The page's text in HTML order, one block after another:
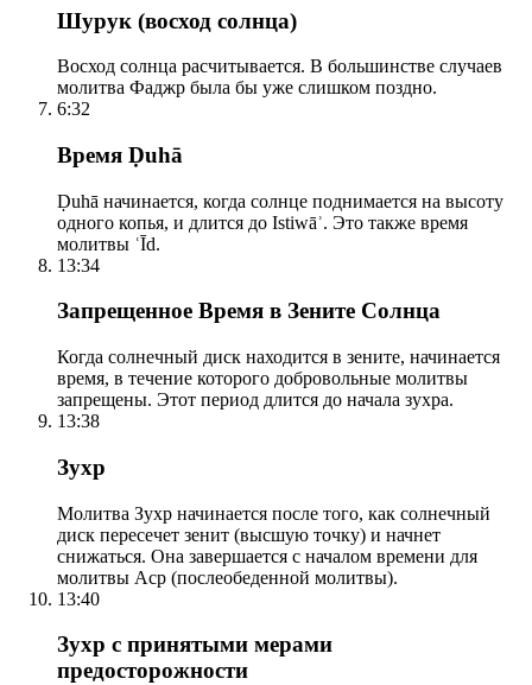
Шурук (восход солнца)
Восход солнца расчитывается. В большинстве случаев
молитва Фаджр была бы уже слишком поздно.
6:32
Время Ḍuhā
Ḍuhā начинается, когда солнце поднимается на высоту
одного копья, и длится до Istiwāʾ. Это также время
молитвы ʿĪd.
13:34
Запрещенное Время в Зените Солнца
Когда солнечный диск находится в зените, начинается
время, в течение которого добровольные молитвы
запрещены. Этот период длится до начала зухра.
13:38
Зухр
Молитва Зухр начинается после того, как солнечный
диск пересечет зенит (высшую точку) и начнет
снижаться. Она завершается с началом времени для
молитвы Аср (послеобеденной молитвы).
13:40
Зухр с принятыми мерами
предосторожности